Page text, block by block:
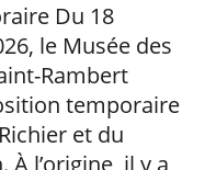
Du 18
le Musée des
Rambert
temporaire
et du